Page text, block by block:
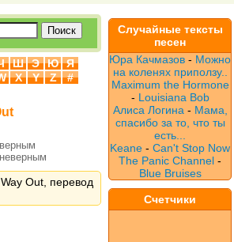
Ш Э Ю
Я
X Y Z
#
Out, перевод
Случайные тексты
песен
Юра Качмазов - Можно
на коленях приползу..
Maximum the Hormone
- Louisiana Bob
Алиса Логина - Мама,
спасибо за то, что ты
есть...
Keane - Can't Stop Now
The Panic Channel -
Blue Bruises
Счетчики